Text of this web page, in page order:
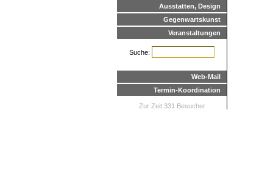
Ausstatten, Design
Gegenwartskunst
Veranstaltungen
Suche:
Web-Mail
Termin-Koordination
Zur Zeit 331 Besucher